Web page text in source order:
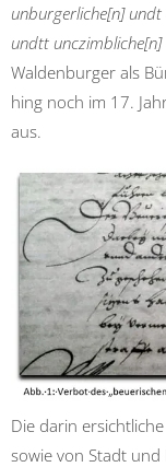
unburgerliche[n]
undtt unczimbliche[n]
Waldenburger als
hing noch im 17.
aus.
Die darin
sowie von Stadt und